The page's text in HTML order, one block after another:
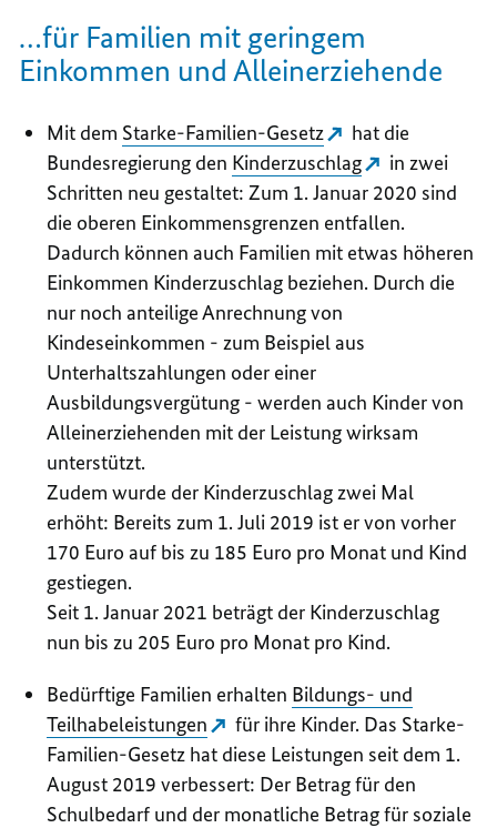
…für Familien mit geringem
Einkommen und Alleinerziehende
Mit dem Starke-Familien-Gesetz
hat die
Bundesregierung den Kinderzuschlag
in zwei
Schritten neu gestaltet: Zum 1. Januar 2020 sind
die oberen Einkommensgrenzen entfallen.
Dadurch können auch Familien mit etwas höheren
Einkommen Kinderzuschlag beziehen. Durch die
nur noch anteilige Anrechnung von
Kindeseinkommen - zum Beispiel aus
Unterhaltszahlungen oder einer
Ausbildungsvergütung - werden auch Kinder von
Alleinerziehenden mit der Leistung wirksam
unterstützt.
Zudem wurde der Kinderzuschlag zwei Mal
erhöht: Bereits zum 1. Juli 2019 ist er von vorher
170 Euro auf bis zu 185 Euro pro Monat und Kind
gestiegen.
Seit 1. Januar 2021 beträgt der Kinderzuschlag
nun bis zu 205 Euro pro Monat pro Kind.
Bedürftige Familien erhalten Bildungs- und
Teilhabeleistungen
für ihre Kinder. Das Starke-
Familien-Gesetz hat diese Leistungen seit dem 1.
August 2019 verbessert: Der Betrag für den
Schulbedarf und der monatliche Betrag für soziale